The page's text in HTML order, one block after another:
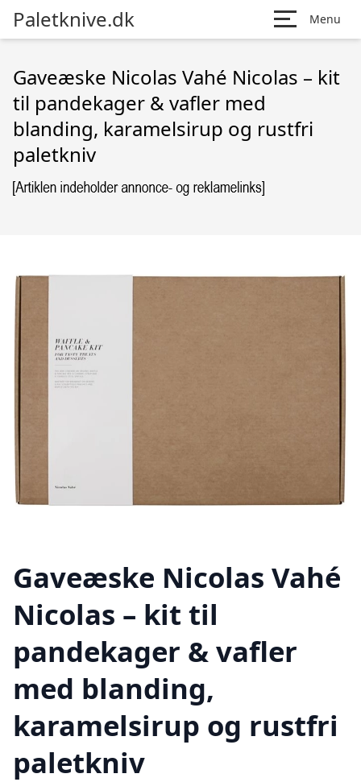
Paletknive.dk Menu
Gaveæske Nicolas Vahé Nicolas – kit
til pandekager & vafler med
blanding, karamelsirup og rustfri
paletkniv
Gaveæske Nicolas Vahé
Nicolas – kit til
pandekager & vafler
med blanding,
karamelsirup og rustfri
paletkniv